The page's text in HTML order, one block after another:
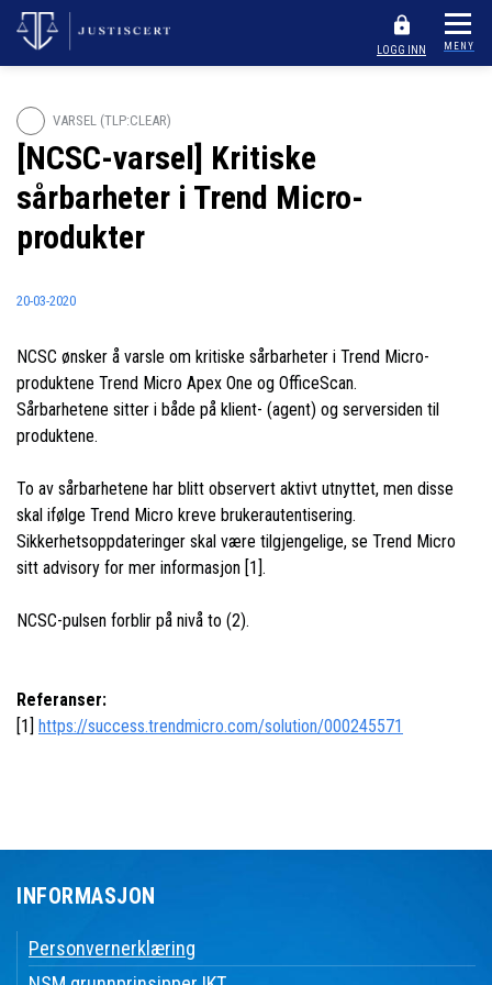
LOGG INN MENY
VARSEL (TLP:CLEAR)
[NCSC-varsel] Kritiske
sårbarheter i Trend Micro-
produkter
20-03-2020
NCSC ønsker å varsle om kritiske sårbarheter i Trend Micro-
produktene Trend Micro Apex One og OfficeScan.
Sårbarhetene sitter i både på klient- (agent) og serversiden til
produktene.
To av sårbarhetene har blitt observert aktivt utnyttet, men disse
skal ifølge Trend Micro kreve brukerautentisering.
Sikkerhetsoppdateringer skal være tilgjengelige, se Trend Micro
sitt advisory for mer informasjon [1].
NCSC-pulsen forblir på nivå to (2).
Referanser:
[1] https://success.trendmicro.com/solution/000245571
INFORMASJON
Personvernerklæring